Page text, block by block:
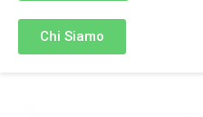
Chi Siamo